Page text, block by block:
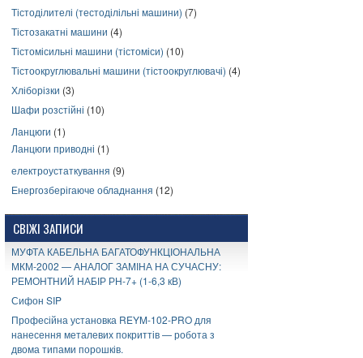
Тістоділителі (тестоділільні машини) (7)
Тістозакатні машини (4)
Тістомісильні машини (тістоміси) (10)
Тістоокруглювальні машини (тістоокруглювачі) (4)
Хліборізки (3)
Шафи розстійні (10)
Ланцюги (1)
Ланцюги приводні (1)
електроустаткування (9)
Енергозберігаюче обладнання (12)
СВІЖІ ЗАПИСИ
МУФТА КАБЕЛЬНА БАГАТОФУНКЦІОНАЛЬНА
МКМ-2002 — АНАЛОГ ЗАМІНА НА СУЧАСНУ:
РЕМОНТНИЙ НАБІР РН-7+ (1-6,3 кВ)
Сифон SIP
Професійна установка REYM-102-PRO для
нанесення металевих покриттів — робота з
двома типами порошків.